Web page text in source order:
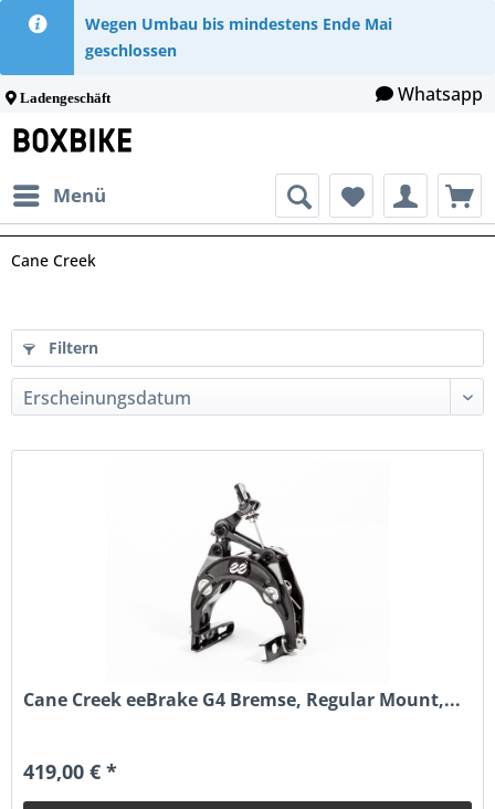
Wegen Umbau bis mindestens Ende Mai
geschlossen
Ladengeschäft Whatsapp
Menü
Cane Creek
Filtern
Cane Creek eeBrake G4 Bremse, Regular Mount,...
419,00 € *